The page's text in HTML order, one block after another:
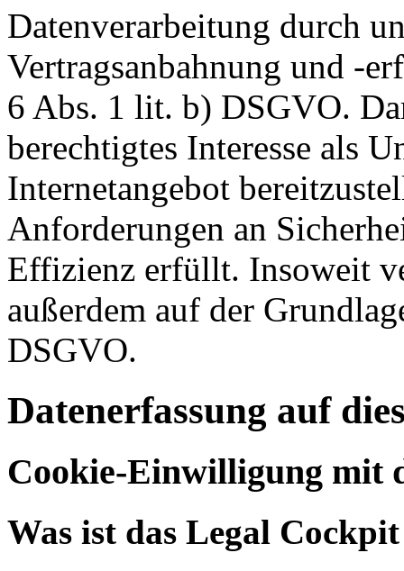
Datenverarbeitung durch
Vertragsanbahnung und -
6 Abs. 1 lit. b) DSGVO.
berechtigtes Interesse als
Internetangebot
Anforderungen an
Effizienz erfüllt. Insoweit
außerdem auf der
DSGVO.
Datenerfassung auf
Cookie-Einwilligung mit
Was ist das Legal